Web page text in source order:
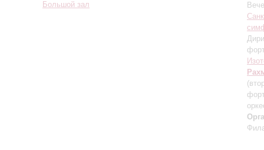
Большой зал